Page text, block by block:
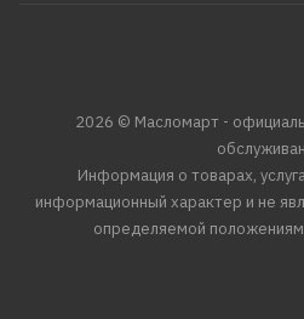
2026 © Масломарт -
Информация о товарах,
информационный характер и не
определяемой